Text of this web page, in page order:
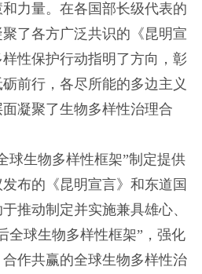
力量。在各国部长级代表的
了各方广泛共识的《昆明宣
性保护行动指明了方向，彰
前行，各尽所能的多边主义
凝聚了生物多样性治理合
生物多样性框架”制定提供
布的《昆明宣言》和东道国
推动制定并实施兼具雄心、
全球生物多样性框架”，强化
作共赢的全球生物多样性治